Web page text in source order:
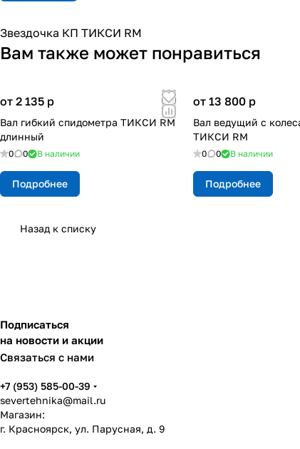
Звездочка КП ТИКСИ RM
Вам также может понравиться
от 2 135 p
Вал гибкий спидометра ТИКСИ RM
длинный
0 0 В наличии
Подробнее
от 13 800 p
Вал ведущий с
ТИКСИ RM
0 0 В наличии
Подробнее
Назад к списку
Подписаться
на новости и акции
Связаться с нами
+7 (953) 585-00-39
severtehnika@mail.ru
Магазин:
г. Красноярск, ул. Парусная, д. 9